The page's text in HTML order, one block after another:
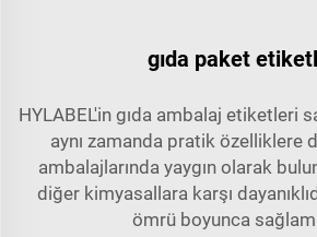
gıda paket
HYLABEL'in gıda ambalaj etiketleri
aynı zamanda pratik özelliklere
ambalajlarında yaygın olarak
diğer kimyasallara karşı
ömrü boyunca sağlam